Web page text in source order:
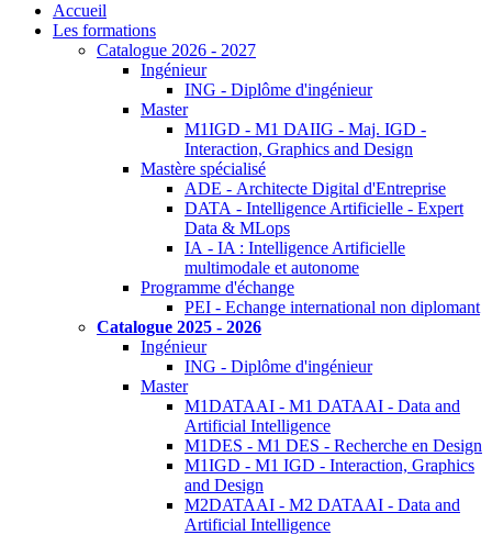
Accueil
Les formations
Catalogue 2026 - 2027
Ingénieur
ING - Diplôme d'ingénieur
Master
M1IGD - M1 DAIIG - Maj. IGD -
Interaction, Graphics and Design
Mastère spécialisé
ADE - Architecte Digital d'Entreprise
DATA - Intelligence Artificielle - Expert
Data & MLops
IA - IA : Intelligence Artificielle
multimodale et autonome
Programme d'échange
PEI - Echange international non diplomant
Catalogue 2025 - 2026
Ingénieur
ING - Diplôme d'ingénieur
Master
M1DATAAI - M1 DATAAI - Data and
Artificial Intelligence
M1DES - M1 DES - Recherche en Design
M1IGD - M1 IGD - Interaction, Graphics
and Design
M2DATAAI - M2 DATAAI - Data and
Artificial Intelligence